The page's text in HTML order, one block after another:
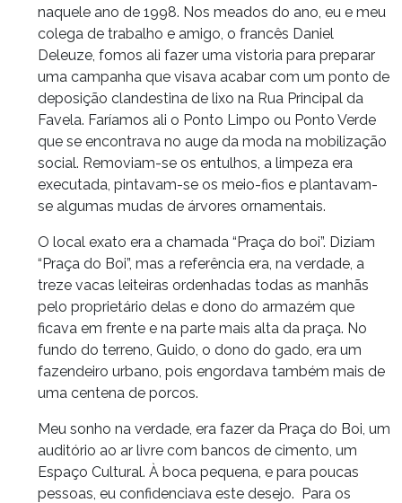
naquele ano de 1998. Nos meados do ano, eu e meu
colega de trabalho e amigo, o francês Daniel
Deleuze, fomos ali fazer uma vistoria para preparar
uma campanha que visava acabar com um ponto de
deposição clandestina de lixo na Rua Principal da
Favela. Faríamos ali o Ponto Limpo ou Ponto Verde
que se encontrava no auge da moda na mobilização
social. Removiam-se os entulhos, a limpeza era
executada, pintavam-se os meio-fios e plantavam-
se algumas mudas de árvores ornamentais.
O local exato era a chamada “Praça do boi”. Diziam
“Praça do Boi”, mas a referência era, na verdade, a
treze vacas leiteiras ordenhadas todas as manhãs
pelo proprietário delas e dono do armazém que
ficava em frente e na parte mais alta da praça. No
fundo do terreno, Guido, o dono do gado, era um
fazendeiro urbano, pois engordava também mais de
uma centena de porcos.
Meu sonho na verdade, era fazer da Praça do Boi, um
auditório ao ar livre com bancos de cimento, um
Espaço Cultural. À boca pequena, e para poucas
pessoas, eu confidenciava este desejo. Para os